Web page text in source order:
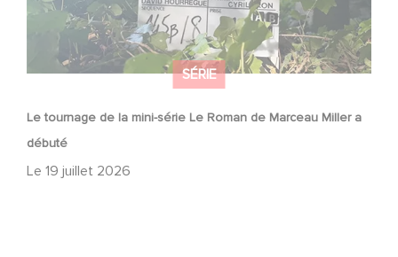
SÉRIE
Le tournage de la mini-série Le Roman de Marceau Miller a
débuté
Le 19 juillet 2026